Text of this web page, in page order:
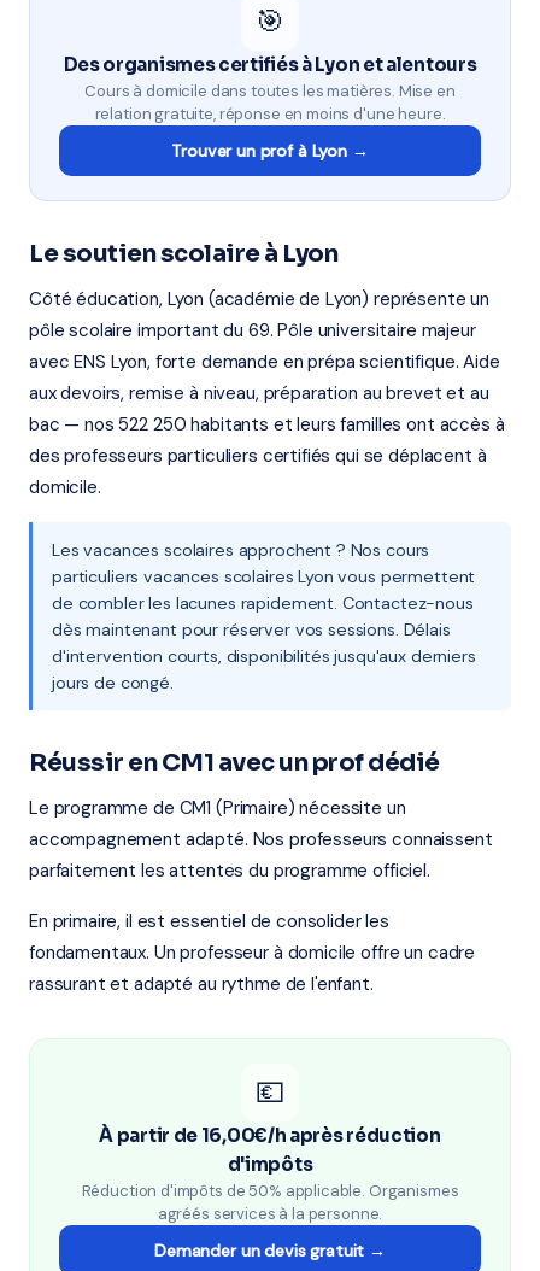
🎯
Des organismes certifiés à Lyon et alentours
Cours à domicile dans toutes les matières. Mise en
relation gratuite, réponse en moins d'une heure.
Trouver un prof à Lyon →
Le soutien scolaire à Lyon
Côté éducation, Lyon (académie de Lyon) représente un
pôle scolaire important du 69. Pôle universitaire majeur
avec ENS Lyon, forte demande en prépa scientifique. Aide
aux devoirs, remise à niveau, préparation au brevet et au
bac — nos 522 250 habitants et leurs familles ont accès à
des professeurs particuliers certifiés qui se déplacent à
domicile.
Les vacances scolaires approchent ? Nos cours
particuliers vacances scolaires Lyon vous permettent
de combler les lacunes rapidement. Contactez-nous
dès maintenant pour réserver vos sessions. Délais
d'intervention courts, disponibilités jusqu'aux derniers
jours de congé.
Réussir en CM1 avec un prof dédié
Le programme de CM1 (Primaire) nécessite un
accompagnement adapté. Nos professeurs connaissent
parfaitement les attentes du programme officiel.
En primaire, il est essentiel de consolider les
fondamentaux. Un professeur à domicile offre un cadre
rassurant et adapté au rythme de l'enfant.
💶
À partir de 16,00€/h après réduction
d'impôts
Réduction d'impôts de 50% applicable. Organismes
agréés services à la personne.
Demander un devis gratuit →